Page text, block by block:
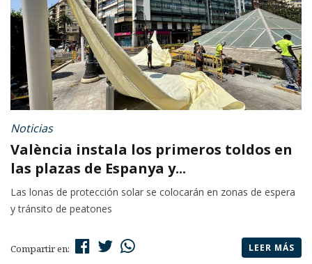
Noticias
València instala los primeros toldos en
las plazas de Espanya y...
Las lonas de protección solar se colocarán en zonas de espera
y tránsito de peatones
Compartir en: LEER MÁS